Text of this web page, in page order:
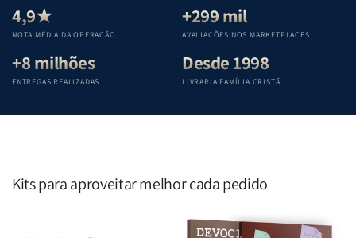
Teológica
Penkal
Penkal
Teológica
Penkal
4,9★
NOTA MÉDIA DA OPERAÇÃO
+299 mil
AVALIAÇÕES NOS MARKETPLACES
+8 milhões
ENTREGAS REALIZADAS
Desde 1998
LIVRARIA FAMÍLIA CRISTÃ
Kits para aproveitar melhor cada pedido